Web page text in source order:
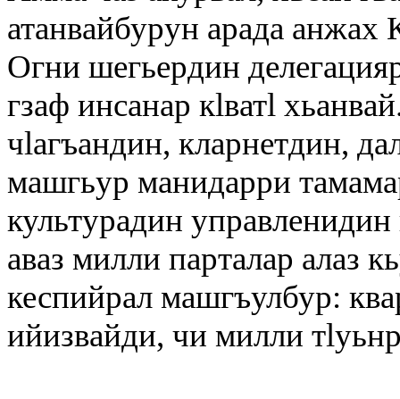
атанвайбурун арада анжах
Огни шегьердин
гзаф инсанар кlватl
чlагъандин, кларнетдин,
машгьур манидарри
культурадин
аваз милли парталар алаз
кеспийрал машгъулбур:
ийизвайди, чи милли